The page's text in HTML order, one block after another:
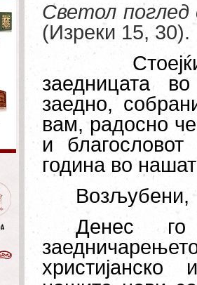
Светол поглед
(Изреки 15, 30).
заедницата
заедно,
вам, радосно
и
година во
Возљубени,
Денес
христијанско